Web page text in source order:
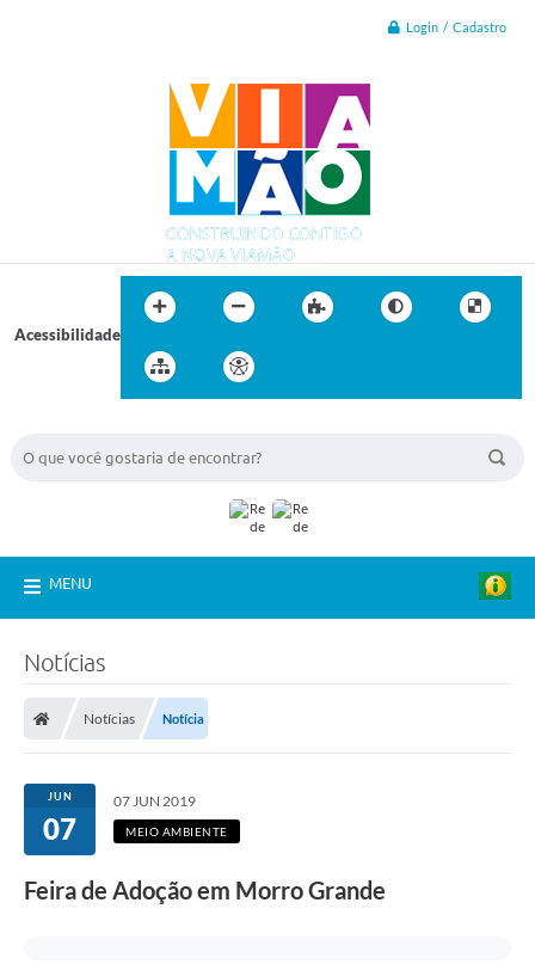
Login / Cadastro
Acessibilidade
MENU
Notícias
Notícias Notícia
JUN
07
07 JUN 2019
MEIO AMBIENTE
Feira de Adoção em Morro Grande